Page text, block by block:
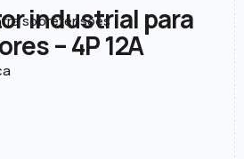
sobretensões
industrial para
– 4P 12A